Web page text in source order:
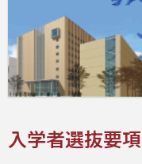
入学者選抜要項